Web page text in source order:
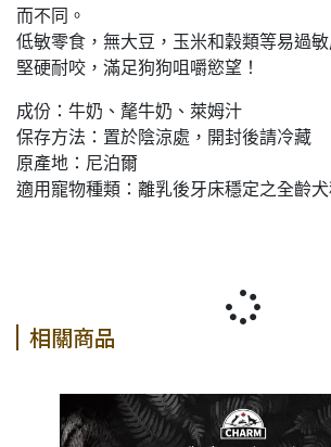
而不同。
低敏零食，無大豆，玉米和穀類等易過敏
堅硬耐咬，滿足狗狗咀嚼慾望！
成份：牛奶、氂牛奶、萊姆汁
保存方法：置於陰涼處，開封後請冷藏
原產地：尼泊爾
適用寵物種類：離乳後牙床穩定之全齡
相關商品